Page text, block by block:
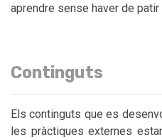
aprendre sense haver de
Continguts
Els continguts que es
les pràctiques externes